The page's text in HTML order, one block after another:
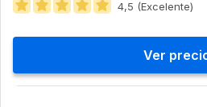
4,5 (Excelente)
Ver